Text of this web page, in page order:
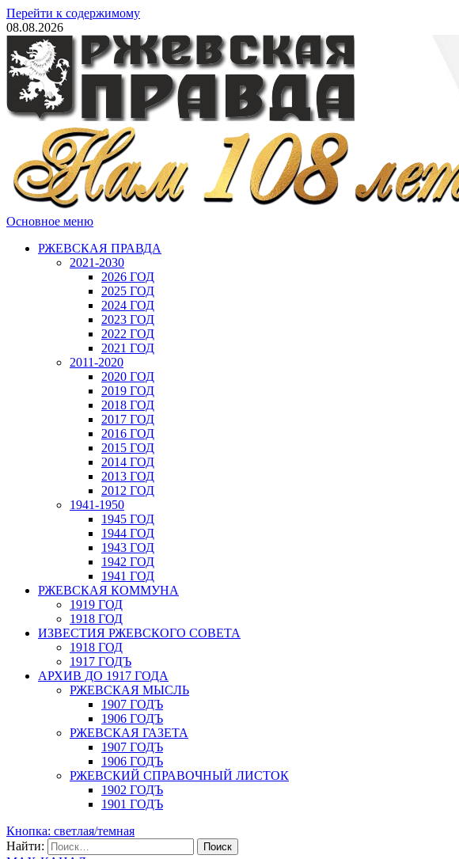
Перейти к содержимому
08.08.2026
Основное меню
РЖЕВСКАЯ ПРАВДА
2021-2030
2026 ГОД
2025 ГОД
2024 ГОД
2023 ГОД
2022 ГОД
2021 ГОД
2011-2020
2020 ГОД
2019 ГОД
2018 ГОД
2017 ГОД
2016 ГОД
2015 ГОД
2014 ГОД
2013 ГОД
2012 ГОД
1941-1950
1945 ГОД
1944 ГОД
1943 ГОД
1942 ГОД
1941 ГОД
РЖЕВСКАЯ КОММУНА
1919 ГОД
1918 ГОД
ИЗВЕСТИЯ РЖЕВСКОГО СОВЕТА
1918 ГОД
1917 ГОДЪ
АРХИВ ДО 1917 ГОДА
РЖЕВСКАЯ МЫСЛЬ
1907 ГОДЪ
1906 ГОДЪ
РЖЕВСКАЯ ГАЗЕТА
1907 ГОДЪ
1906 ГОДЪ
РЖЕВСКИЙ СПРАВОЧНЫЙ ЛИСТОК
1902 ГОДЪ
1901 ГОДЪ
Кнопка: светлая/темная
Найти: